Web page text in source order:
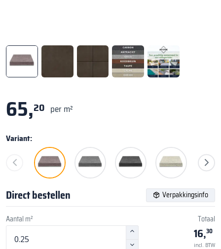
65,20 per m²
Variant:
Direct bestellen Verpakkingsinfo
Aantal m² Totaal
16,30
incl. BTW